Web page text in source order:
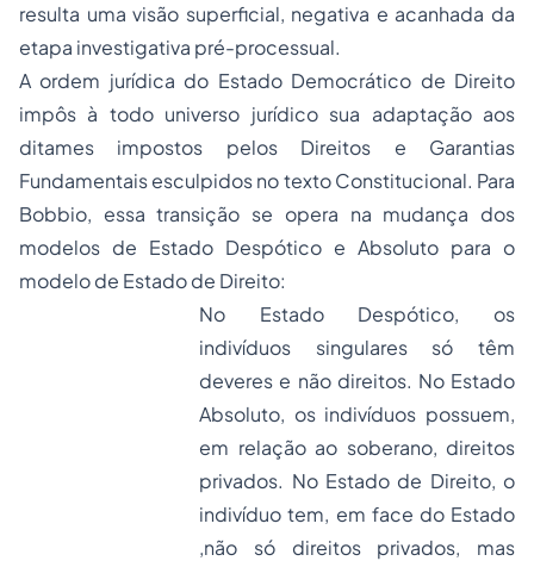
resulta uma visão superficial, negativa e acanhada da
etapa investigativa pré-processual.
A ordem jurídica do Estado Democrático de Direito
impôs à todo universo jurídico sua adaptação aos
ditames impostos pelos Direitos e Garantias
Fundamentais esculpidos no texto Constitucional. Para
Bobbio, essa transição se opera na mudança dos
modelos de Estado Despótico e Absoluto para o
modelo de Estado de Direito:
No Estado Despótico, os
indivíduos singulares só têm
deveres e não direitos. No Estado
Absoluto, os indivíduos possuem,
em relação ao soberano, direitos
privados. No Estado de Direito, o
indivíduo tem, em face do Estado
,não só direitos privados, mas